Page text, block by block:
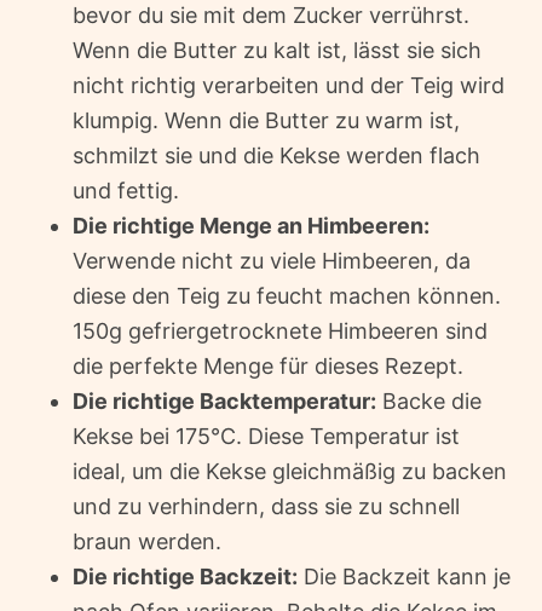
bevor du sie mit dem Zucker verrührst.
Wenn die Butter zu kalt ist, lässt sie sich
nicht richtig verarbeiten und der Teig wird
klumpig. Wenn die Butter zu warm ist,
schmilzt sie und die Kekse werden flach
und fettig.
Die richtige Menge an Himbeeren:
Verwende nicht zu viele Himbeeren, da
diese den Teig zu feucht machen können.
150g gefriergetrocknete Himbeeren sind
die perfekte Menge für dieses Rezept.
Die richtige Backtemperatur: Backe die
Kekse bei 175°C. Diese Temperatur ist
ideal, um die Kekse gleichmäßig zu backen
und zu verhindern, dass sie zu schnell
braun werden.
Die richtige Backzeit: Die Backzeit kann je